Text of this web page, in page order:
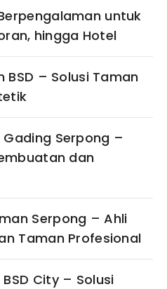
untuk
hingga Hotel
– Solusi Taman
Serpong –
dan
Serpong – Ahli
Taman Profesional
City – Solusi